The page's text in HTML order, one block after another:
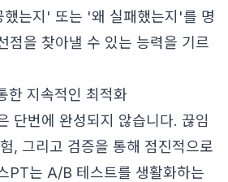
했는지' 또는 '왜 실패했는지'를 명
점을 찾아낼 수 있는 능력을 기르
한 지속적인 최적화
단번에 완성되지 않습니다. 끊임
, 그리고 검증을 통해 점진적으로
PT는 A/B 테스트를 생활화하는